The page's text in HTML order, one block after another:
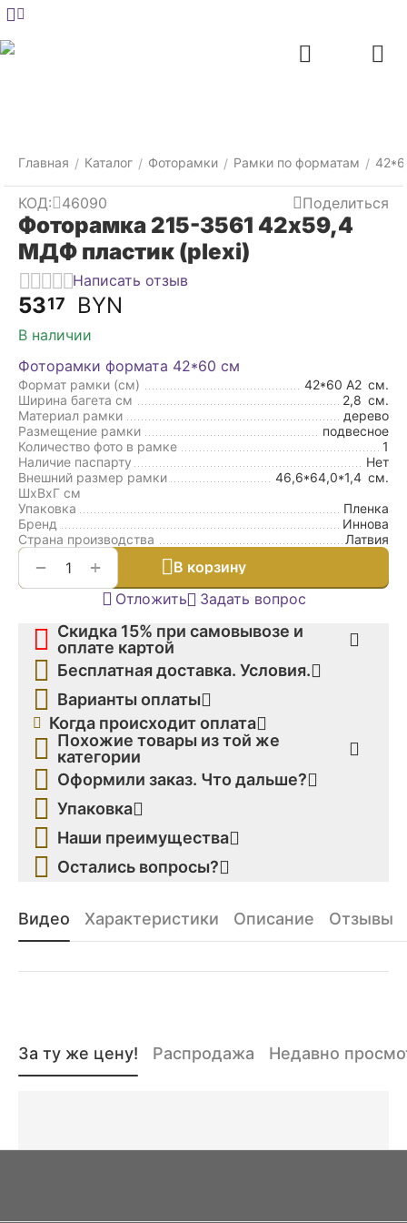
Главная / Каталог / Фоторамки / Рамки по форматам /
КОД: 46090 Поделиться
Фоторамка 215-3561 42x59,4
МДФ пластик (plexi)
Написать отзыв
5317 BYN
В наличии
Фоторамки формата 42*60 см
Формат рамки (см) 42*60 А2 см.
Ширина багета см
2,8 см.
Материал рамки
дерево
Размещение рамки
подвесное
Количество фото в рамке
1
Наличие паспарту
Нет
Внешний размер рамки
ШxВxГ см
46,6*64,0*1,4 см.
Упаковка
Пленка
Бренд
Иннова
Страна производства
Латвия
+
−
В корзину
Отложить
Задать вопрос
Скидка 15% при самовывозе и
оплате картой
Бесплатная доставка. Условия.
Варианты оплаты
Когда происходит оплата
Похожие товары из той же
категории
Оформили заказ. Что дальше?
Упаковка
Наши преимущества
Остались вопросы?
Видео Характеристики Описание Отзывы
За ту же цену! Распродажа Недавно